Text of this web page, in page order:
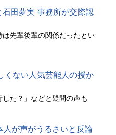
田夢実 事務所が交際認
先輩後輩の関係だったとい
くない人気芸能人の授か
た？」などと疑問の声も
人が声がうるさいと反論